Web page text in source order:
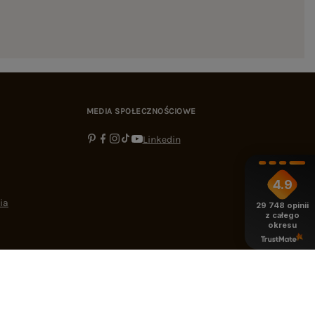
MEDIA SPOŁECZNOŚCIOWE
Linkedin
4.9
29 748 opinii
z całego
okresu